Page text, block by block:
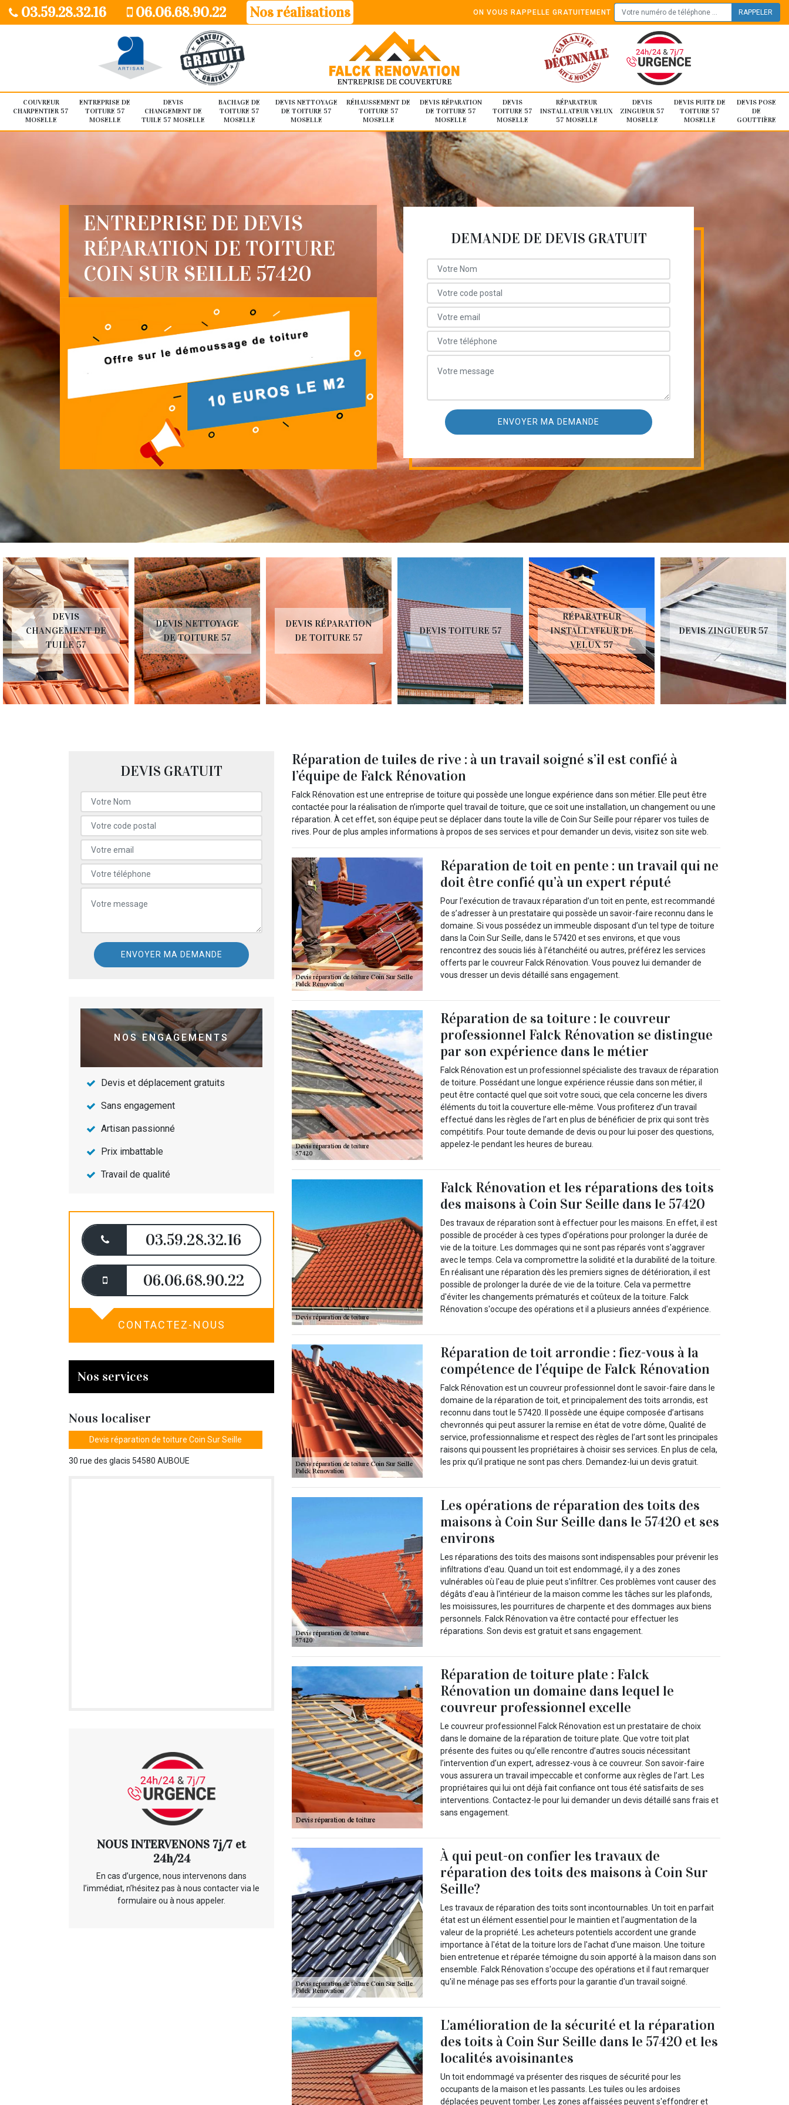
03.59.28.32.16 06.06.68.90.22 Nos réalisations ON VOUS RAPPELLE GRATUITEMENT
COUVREUR
CHARPENTIER 57
MOSELLE
ENTREPRISE DE
TOITURE 57
MOSELLE
DEVIS
CHANGEMENT DE
TUILE 57 MOSELLE
BACHAGE DE
TOITURE 57
MOSELLE
DEVIS NETTOYAGE
DE TOITURE 57
MOSELLE
RÉHAUSSEMENT DE
TOITURE 57
MOSELLE
DEVIS RÉPARATION
DE TOITURE 57
MOSELLE
DEVIS
TOITURE 57
MOSELLE
RÉPARATEUR
INSTALLATEUR VELUX
57 MOSELLE
DEVIS
ZINGUEUR 57
MOSELLE
DEVIS FUITE DE
TOITURE 57
MOSELLE
DEVIS POSE
DE
GOUTTIÈRE
ENTREPRISE DE DEVIS
RÉPARATION DE TOITURE
COIN SUR SEILLE 57420
DEMANDE DE DEVIS GRATUIT
DEVIS
CHANGEMENT DE
TUILE 57
DEVIS NETTOYAGE
DE TOITURE 57
DEVIS RÉPARATION
DE TOITURE 57
DEVIS TOITURE 57
RÉPARATEUR
INSTALLATEUR DE
VELUX 57
DEVIS ZINGUEUR 57
DEVIS GRATUIT
NOS ENGAGEMENTS
Devis et déplacement gratuits
Sans engagement
Artisan passionné
Prix imbattable
Travail de qualité
03.59.28.32.16
06.06.68.90.22
CONTACTEZ-NOUS
Nos services
Nous localiser
Devis réparation de toiture Coin Sur Seille
30 rue des glacis 54580 AUBOUE
NOUS INTERVENONS 7j/7 et
24h/24
En cas d’urgence, nous intervenons dans
l’immédiat, n’hésitez pas à nous contacter via le
formulaire ou à nous appeler.
Réparation de tuiles de rive : à un travail soigné s’il est confié à
l’équipe de Falck Rénovation
Falck Rénovation est une entreprise de toiture qui possède une longue expérience dans son métier. Elle peut être
contactée pour la réalisation de n’importe quel travail de toiture, que ce soit une installation, un changement ou une
réparation. À cet effet, son équipe peut se déplacer dans toute la ville de Coin Sur Seille pour réparer vos tuiles de
rives. Pour de plus amples informations à propos de ses services et pour demander un devis, visitez son site web.
Réparation de toit en pente : un travail qui ne
doit être confié qu’à un expert réputé
Pour l’exécution de travaux réparation d’un toit en pente, est recommandé
de s’adresser à un prestataire qui possède un savoir-faire reconnu dans le
domaine. Si vous possédez un immeuble disposant d’un tel type de toiture
dans la Coin Sur Seille, dans le 57420 et ses environs, et que vous
rencontrez des soucis liés à l’étanchéité ou autres, préférez les services
offerts par le couvreur Falck Rénovation. Vous pouvez lui demander de
vous dresser un devis détaillé sans engagement.
Réparation de sa toiture : le couvreur
professionnel Falck Rénovation se distingue
par son expérience dans le métier
Falck Rénovation est un professionnel spécialiste des travaux de réparation
de toiture. Possédant une longue expérience réussie dans son métier, il
peut être contacté quel que soit votre souci, que cela concerne les divers
éléments du toit la couverture elle-même. Vous profiterez d’un travail
effectué dans les règles de l’art en plus de bénéficier de prix qui sont très
compétitifs. Pour toute demande de devis ou pour lui poser des questions,
appelez-le pendant les heures de bureau.
Falck Rénovation et les réparations des toits
des maisons à Coin Sur Seille dans le 57420
Des travaux de réparation sont à effectuer pour les maisons. En effet, il est
possible de procéder à ces types d'opérations pour prolonger la durée de
vie de la toiture. Les dommages qui ne sont pas réparés vont s'aggraver
avec le temps. Cela va compromettre la solidité et la durabilité de la toiture.
En réalisant une réparation dès les premiers signes de détérioration, il est
possible de prolonger la durée de vie de la toiture. Cela va permettre
d'éviter les changements prématurés et coûteux de la toiture. Falck
Rénovation s'occupe des opérations et il a plusieurs années d'expérience.
Réparation de toit arrondie : fiez-vous à la
compétence de l’équipe de Falck Rénovation
Falck Rénovation est un couvreur professionnel dont le savoir-faire dans le
domaine de la réparation de toit, et principalement des toits arrondis, est
reconnu dans tout le 57420. Il possède une équipe composée d’artisans
chevronnés qui peut assurer la remise en état de votre dôme, Qualité de
service, professionnalisme et respect des règles de l’art sont les principales
raisons qui poussent les propriétaires à choisir ses services. En plus de cela,
les prix qu’il pratique ne sont pas chers. Demandez-lui un devis gratuit.
Les opérations de réparation des toits des
maisons à Coin Sur Seille dans le 57420 et ses
environs
Les réparations des toits des maisons sont indispensables pour prévenir les
infiltrations d'eau. Quand un toit est endommagé, il y a des zones
vulnérables où l'eau de pluie peut s'infiltrer. Ces problèmes vont causer des
dégâts d'eau à l'intérieur de la maison comme les tâches sur les plafonds,
les moisissures, les pourritures de charpente et des dommages aux biens
personnels. Falck Rénovation va être contacté pour effectuer les
réparations. Son devis est gratuit et sans engagement.
Réparation de toiture plate : Falck
Rénovation un domaine dans lequel le
couvreur professionnel excelle
Le couvreur professionnel Falck Rénovation est un prestataire de choix
dans le domaine de la réparation de toiture plate. Que votre toit plat
présente des fuites ou qu’elle rencontre d’autres soucis nécessitant
l’intervention d’un expert, adressez-vous à ce couvreur. Son savoir-faire
vous assurera un travail impeccable et conforme aux règles de l’art. Les
propriétaires qui lui ont déjà fait confiance ont tous été satisfaits de ses
interventions. Contactez-le pour lui demander un devis détaillé sans frais et
sans engagement.
À qui peut-on confier les travaux de
réparation des toits des maisons à Coin Sur
Seille?
Les travaux de réparation des toits sont incontournables. Un toit en parfait
état est un élément essentiel pour le maintien et l'augmentation de la
valeur de la propriété. Les acheteurs potentiels accordent une grande
importance à l'état de la toiture lors de l'achat d'une maison. Une toiture
bien entretenue et réparée témoigne du soin apporté à la maison dans son
ensemble. Falck Rénovation s'occupe des opérations et il faut remarquer
qu'il ne ménage pas ses efforts pour la garantie d'un travail soigné.
L'amélioration de la sécurité et la réparation
des toits à Coin Sur Seille dans le 57420 et les
localités avoisinantes
Un toit endommagé va présenter des risques de sécurité pour les
occupants de la maison et les passants. Les tuiles ou les ardoises
déplacées peuvent tomber. Les zones affaissées peuvent s'effondrer et